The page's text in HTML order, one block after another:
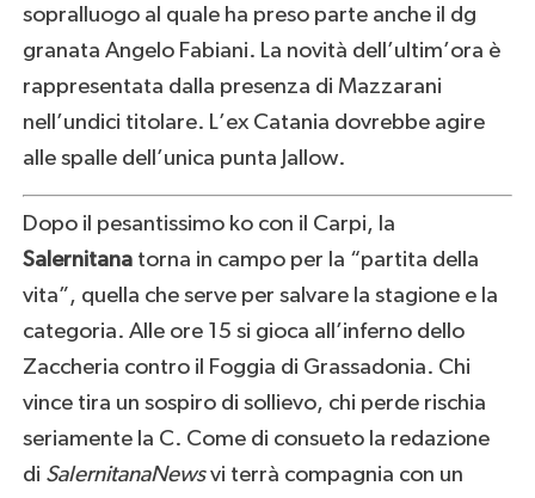
sopralluogo al quale ha preso parte anche il dg
granata Angelo Fabiani. La novità dell’ultim’ora è
rappresentata dalla presenza di Mazzarani
nell’undici titolare. L’ex Catania dovrebbe agire
alle spalle dell’unica punta Jallow.
Dopo il pesantissimo ko con il Carpi, la
Salernitana torna in campo per la “partita della
vita”, quella che serve per salvare la stagione e la
categoria. Alle ore 15 si gioca all’inferno dello
Zaccheria contro il Foggia di Grassadonia. Chi
vince tira un sospiro di sollievo, chi perde rischia
seriamente la C. Come di consueto la redazione
di SalernitanaNewsvi terrà compagnia con un